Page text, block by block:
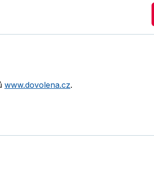
www.dovolena.cz.